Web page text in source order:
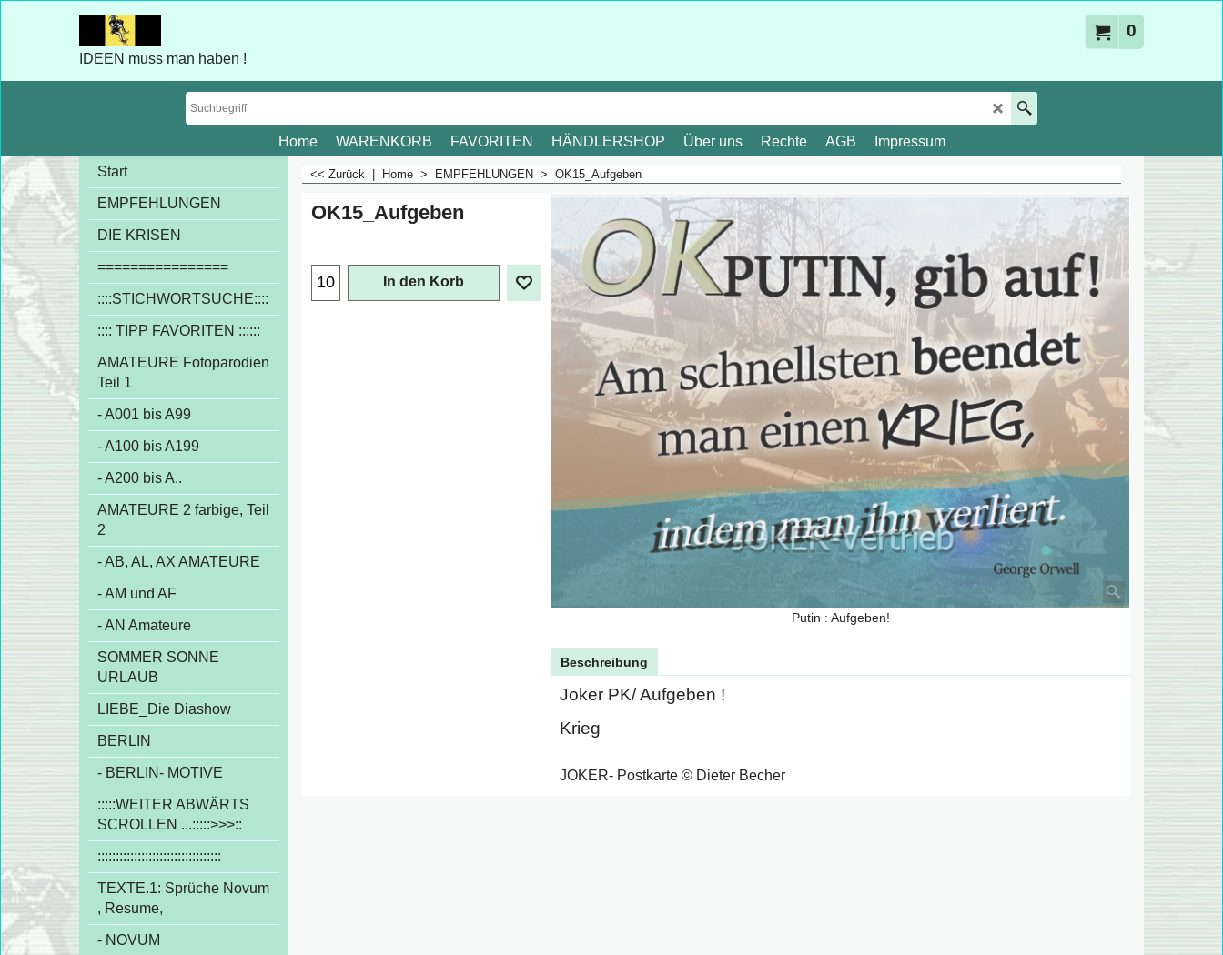
0
IDEEN muss man haben !
Home WARENKORB FAVORITEN HÄNDLERSHOP Über uns Rechte AGB
Impressum
Start
EMPFEHLUNGEN
DIE KRISEN
================
::::STICHWORTSUCHE::::
:::: TIPP FAVORITEN ::::::
AMATEURE Fotoparodien
Teil 1
- A001 bis A99
- A100 bis A199
- A200 bis A..
AMATEURE 2 farbige, Teil
2
- AB, AL, AX AMATEURE
- AM und AF
- AN Amateure
SOMMER SONNE
URLAUB
LIEBE_Die Diashow
BERLIN
- BERLIN- MOTIVE
:::::WEITER ABWÄRTS
SCROLLEN ...:::::>>>::
::::::::::::::::::::::::::::::::::
TEXTE.1: Sprüche Novum
, Resume,
- NOVUM
<< Zurück Home > EMPFEHLUNGEN > OK15_Aufgeben
Putin : Aufgeben!
OK15_Aufgeben
In den Korb
Beschreibung
Joker PK/ Aufgeben !
Krieg
JOKER- Postkarte © Dieter Becher